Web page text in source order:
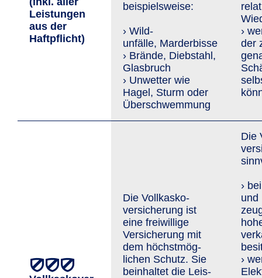
Leis­tungen
aus der
Haftpflicht)
beispielsweise:
› Wild­
unfälle, Marderbisse
› Brände, Diebstahl,
Glasbruch
› Unwetter wie
Hagel, Sturm oder
Überschwemmung
›
der
Die Vollkasko­
versiche­rung ist
eine freiwillige
Versicherung mit
dem höchst­mög­
lichen Schutz. Sie
beinhaltet die Leis­
Die
›
›